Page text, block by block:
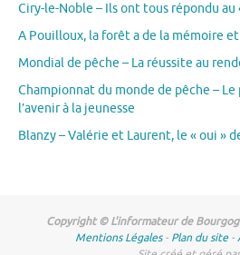
Ciry-le-Noble – Ils ont tous répondu au
A Pouilloux, la forêt a de la mémoire
Mondial de pêche – La réussite au
Championnat du monde de pêche – Le
l’avenir à la jeunesse
Blanzy – Valérie et Laurent, le « oui »
Copyright © L'informateur de
Mentions Légales- Plan du site -